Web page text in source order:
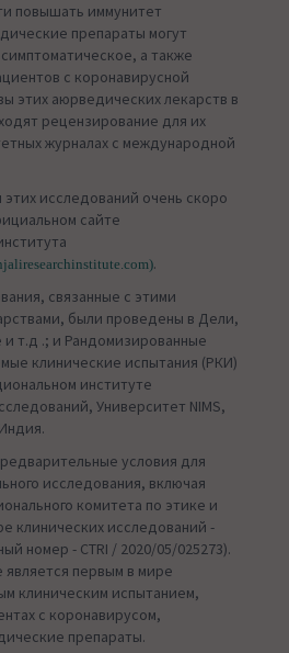
повышать иммунитет
препараты могут
а также
с коронавирусной
этих аюрведических лекарств в
рецензирование для их
журналах с международной
исследований очень скоро
сайте
.
связанные с этими
были проведены в Дели,
т.д .; и Рандомизированные
клинические испытания (РКИ)
институте
Университет NIMS,
условия для
исследования, включая
комитета по этике и
клинических исследований -
номер - CTRI / 2020/05/025273).
первым в мире
клиническим испытанием,
с коронавирусом,
препараты.